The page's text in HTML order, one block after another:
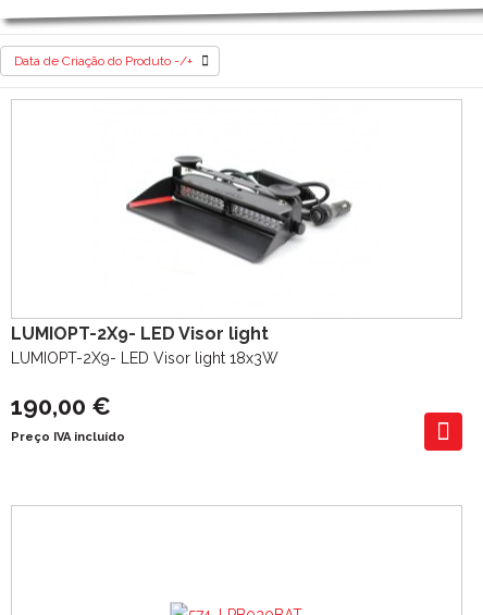
Data de Criação do Produto -/+
LUMIOPT-2X9- LED Visor light
LUMIOPT-2X9- LED Visor light 18x3W
190,00 €
Preço IVA incluído